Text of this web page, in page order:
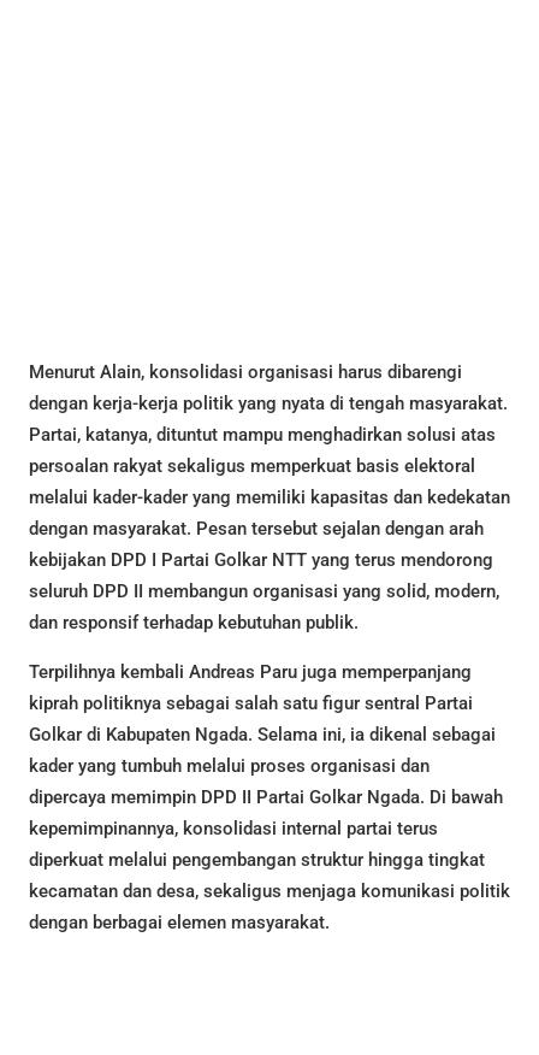
Menurut Alain, konsolidasi organisasi harus dibarengi
dengan kerja-kerja politik yang nyata di tengah masyarakat.
Partai, katanya, dituntut mampu menghadirkan solusi atas
persoalan rakyat sekaligus memperkuat basis elektoral
melalui kader-kader yang memiliki kapasitas dan kedekatan
dengan masyarakat. Pesan tersebut sejalan dengan arah
kebijakan DPD I Partai Golkar NTT yang terus mendorong
seluruh DPD II membangun organisasi yang solid, modern,
dan responsif terhadap kebutuhan publik.
Terpilihnya kembali Andreas Paru juga memperpanjang
kiprah politiknya sebagai salah satu figur sentral Partai
Golkar di Kabupaten Ngada. Selama ini, ia dikenal sebagai
kader yang tumbuh melalui proses organisasi dan
dipercaya memimpin DPD II Partai Golkar Ngada. Di bawah
kepemimpinannya, konsolidasi internal partai terus
diperkuat melalui pengembangan struktur hingga tingkat
kecamatan dan desa, sekaligus menjaga komunikasi politik
dengan berbagai elemen masyarakat.